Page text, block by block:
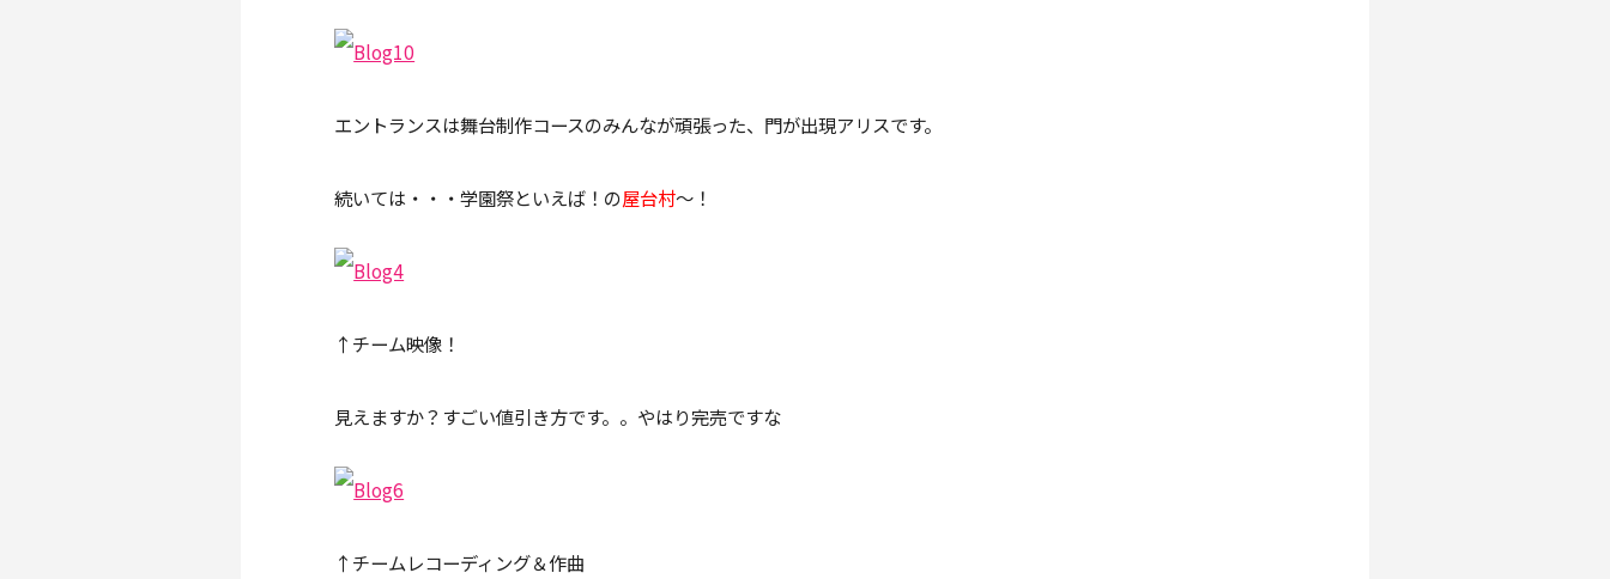
エントランスは舞台制作コースのみんなが頑張った、門が出現アリスです。
続いては・・・学園祭といえば！の屋台村～！
↑チーム映像！
見えますか？すごい値引き方です。。やはり完売ですな
↑チームレコーディング＆作曲